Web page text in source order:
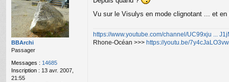
n
ar
BBArchi
Passager
Messages : 14685
Inscription : 13 avr. 2007,
21:55
s
a
n
o
Vu sur le Visulys en mode clignotant ... et
https://www.youtube.com/channel/UC99xju ...
Rhone-Océan >>> https://youtu.be/7y4cJaLO3vw